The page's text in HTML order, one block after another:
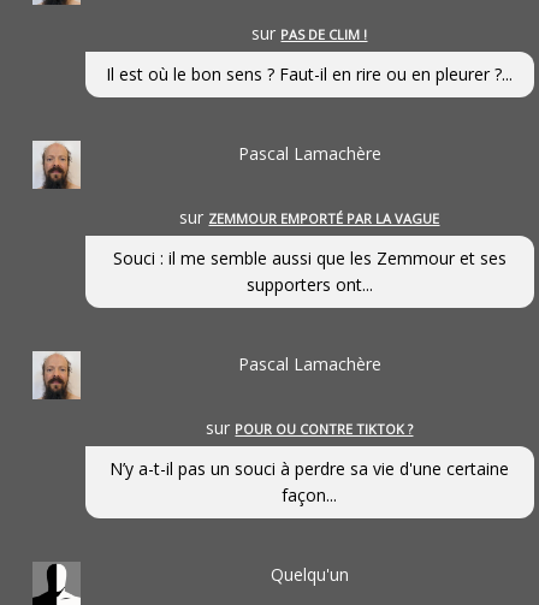
sur PAS DE CLIM !
Il est où le bon sens ? Faut-il en rire ou en pleurer ?...
Pascal Lamachère
sur ZEMMOUR EMPORTÉ PAR LA VAGUE
Souci : il me semble aussi que les Zemmour et ses
supporters ont...
Pascal Lamachère
sur POUR OU CONTRE TIKTOK ?
N’y a-t-il pas un souci à perdre sa vie d'une certaine
façon...
Quelqu'un